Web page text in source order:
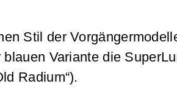
Stil der
Variante die
Radium“).